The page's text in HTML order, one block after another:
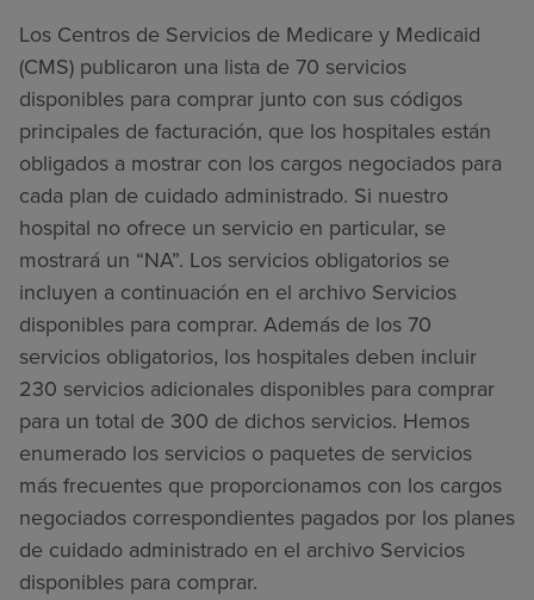
Los Centros de Servicios de Medicare y Medicaid
(CMS) publicaron una lista de 70 servicios
disponibles para comprar junto con sus códigos
principales de facturación, que los hospitales están
obligados a mostrar con los cargos negociados para
cada plan de cuidado administrado. Si nuestro
hospital no ofrece un servicio en particular, se
mostrará un “NA”. Los servicios obligatorios se
incluyen a continuación en el archivo Servicios
disponibles para comprar. Además de los 70
servicios obligatorios, los hospitales deben incluir
230 servicios adicionales disponibles para comprar
para un total de 300 de dichos servicios. Hemos
enumerado los servicios o paquetes de servicios
más frecuentes que proporcionamos con los cargos
negociados correspondientes pagados por los planes
de cuidado administrado en el archivo Servicios
disponibles para comprar.